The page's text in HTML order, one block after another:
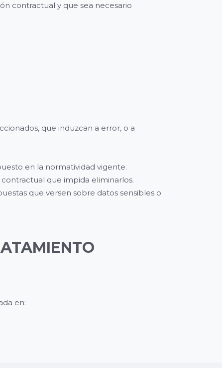
contractual y que sea necesario
que induzcan a error, o a
en la normatividad vigente.
que impida eliminarlos.
que versen sobre datos sensibles o
en: